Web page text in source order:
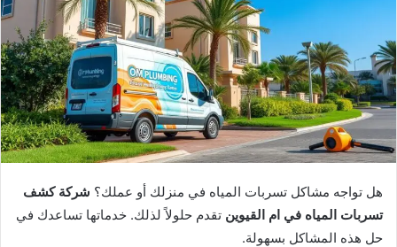
هل تواجه مشاكل تسربات المياه في منزلك أو عملك؟ شركة كشف
تسربات المياه في ام القيوين تقدم حلولاً لذلك. خدماتها تساعدك في
حل هذه المشاكل بسهولة.